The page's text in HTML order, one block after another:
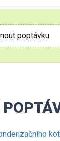
poptávku